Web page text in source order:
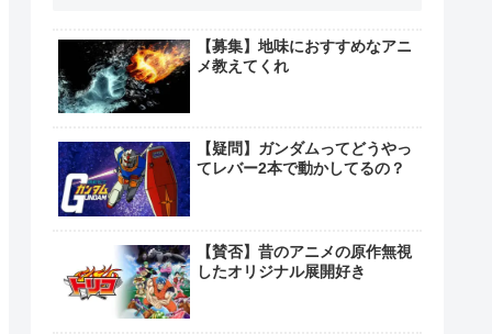
【募集】地味におすすめなアニ
メ教えてくれ
【疑問】ガンダムってどうやっ
てレバー2本で動かしてるの？
【賛否】昔のアニメの原作無視
したオリジナル展開好き